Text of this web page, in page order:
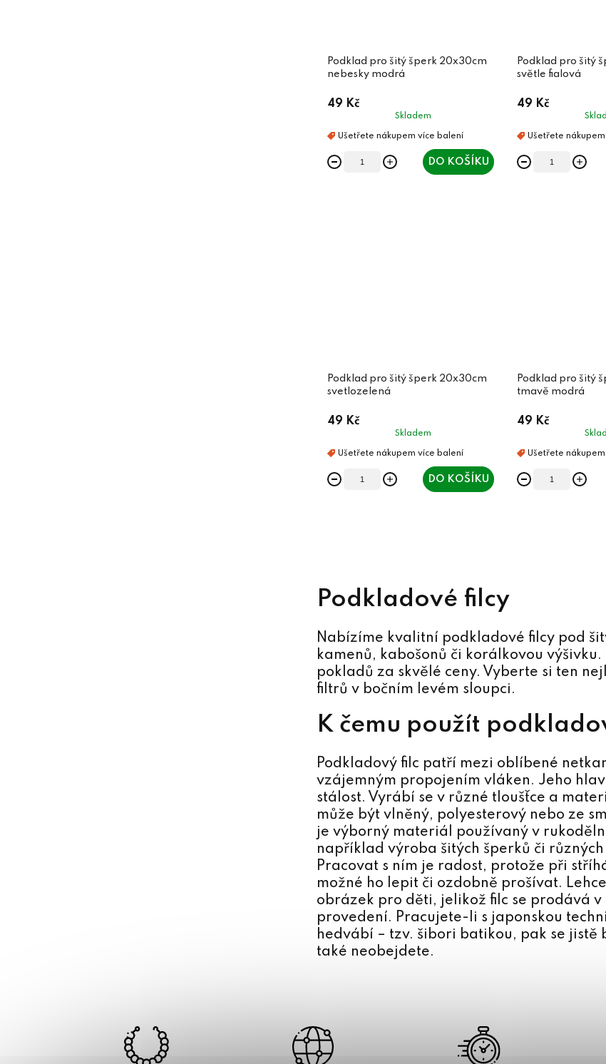
Podklad pro šitý šperk 20x30cm
nebesky modrá
49 Kč
Skladem
DO KOŠÍKU
Podklad pro šitý
světle fialová
49 Kč
Podklad pro šitý šperk 20x30cm
svetlozelená
49 Kč
Skladem
DO KOŠÍKU
Podklad pro šitý
tmavě modrá
49 Kč
í
i
Podkladové filcy
Nabízíme kvalitní podkladové filcy pod
kamenů, kabošonů či korálkovou
pokladů za skvělé ceny. Vyberte si ten
filtrů v bočním levém sloupci.
K čemu použít
Podkladový filc patří mezi oblíbené
vzájemným propojením vláken. Jeho
stálost. Vyrábí se v různé tloušťce a
může být vlněný, polyesterový nebo ze
je výborný materiál používaný v
například výroba šitých šperků či
Pracovat s ním je radost, protože při
možné ho lepit či ozdobně prošívat.
obrázek pro děti, jelikož filc se prodává
provedení. Pracujete-li s japonskou
hedvábí – tzv. šibori batikou, pak se jistě
také neobejdete.